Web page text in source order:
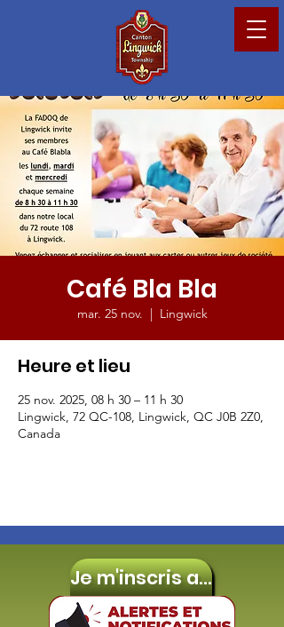
Café Bla Bla
mar. 25 nov.
  |
Lingwick
Heure et lieu
25 nov. 2025, 08 h 30 – 11 h 30
Lingwick, 72 QC-108, Lingwick, QC J0B 2Z0,
Canada
Je m'inscris aux